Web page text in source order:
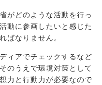
がどのような活動を行っ
動に参画したいと感じた
ばなりません。
ィアでチェックするなど
のうえで環境対策として
力と行動力が必要なので